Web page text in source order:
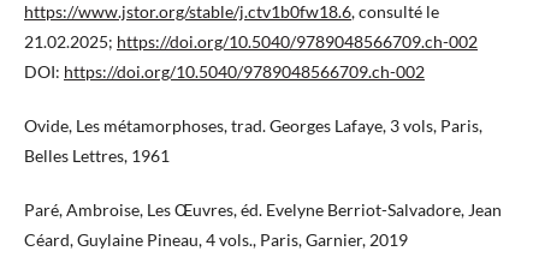
https://www.jstor.org/stable/j.ctv1b0fw18.6, consulté le
21.02.2025; https://doi.org/10.5040/9789048566709.ch-002
DOI: https://doi.org/10.5040/9789048566709.ch-002
Ovide, Les métamorphoses, trad. Georges Lafaye, 3 vols, Paris,
Belles Lettres, 1961
Paré, Ambroise, Les Œuvres, éd. Evelyne Berriot-Salvadore, Jean
Céard, Guylaine Pineau, 4 vols., Paris, Garnier, 2019